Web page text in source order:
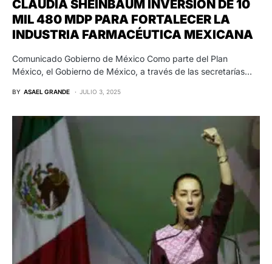
CLAUDIA SHEINBAUM INVERSIÓN DE 10
MIL 480 MDP PARA FORTALECER LA
INDUSTRIA FARMACÉUTICA MEXICANA
Comunicado Gobierno de México Como parte del Plan
México, el Gobierno de México, a través de las secretarías…
BY ASAEL GRANDE JULIO 3, 2025